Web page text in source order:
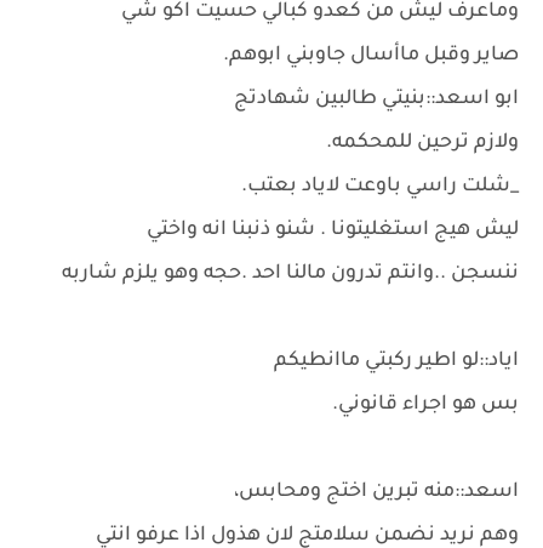
وماعرف ليش من كعدو كبالي حسيت اكو شي
صاير وقبل ماأسال جاوبني ابوهم.
ابو اسعد::بنيتي طالبين شهادتج
ولازم ترحين للمحكمه.
_شلت راسي باوعت لاياد بعتب.
ليش هيج استغليتونا . شنو ذنبنا انه واختي
ننسجن ..وانتم تدرون مالنا احد .حجه وهو يلزم شاربه
اياد::لو اطير ركبتي ماانطيكم
بس هو اجراء قانوني.
اسعد::منه تبرين اختج ومحابس،
وهم نريد نضمن سلامتج لان هذول اذا عرفو انتي